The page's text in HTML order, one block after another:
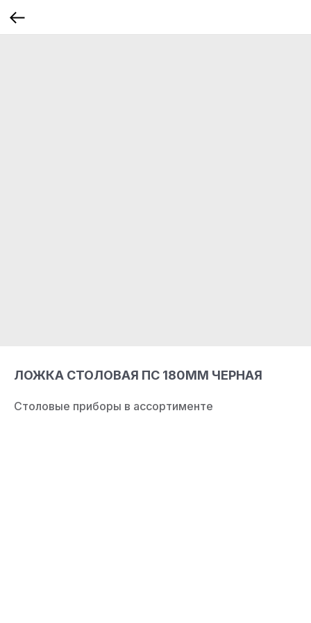
ЛОЖКА СТОЛОВАЯ ПС 180ММ ЧЕРНАЯ
Столовые приборы в ассортименте